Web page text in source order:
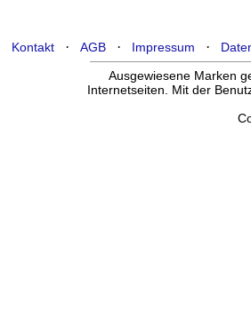
Kontakt· AGB· Impressum ·
Ausgewiesene Marken
Internetseiten. Mit der